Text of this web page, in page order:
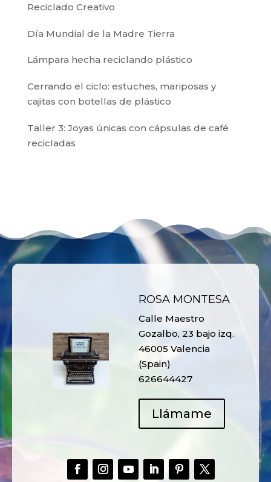
Reciclado Creativo
Día Mundial de la Madre Tierra
Lámpara hecha reciclando plástico
Cerrando el ciclo: estuches, mariposas y
cajitas con botellas de plástico
Taller 3: Joyas únicas con cápsulas de café
recicladas
ROSA MONTESA
Calle Maestro
Gozalbo, 23 bajo izq.
46005 Valencia
(Spain)
626644427
Llámame